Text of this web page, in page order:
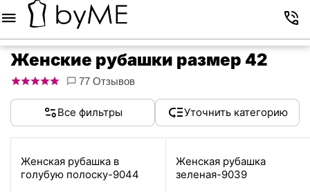
Женские рубашки размер 42
77 Отзывов
Все фильтры Уточнить категорию
Женская рубашка в
голубую полоску-9044
Женская рубашка
зеленая-9039
Меню Корзина Контакты